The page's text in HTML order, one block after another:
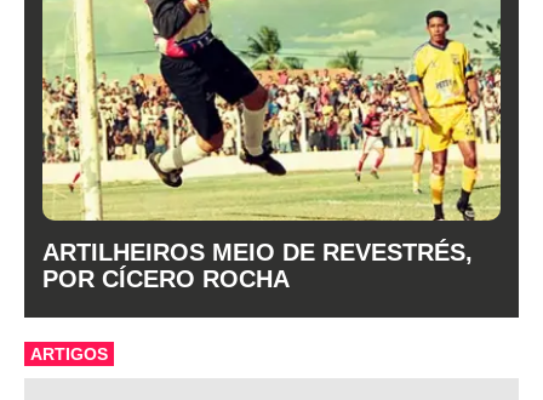
ARTILHEIROS MEIO DE REVESTRÉS,
POR CÍCERO ROCHA
ARTIGOS